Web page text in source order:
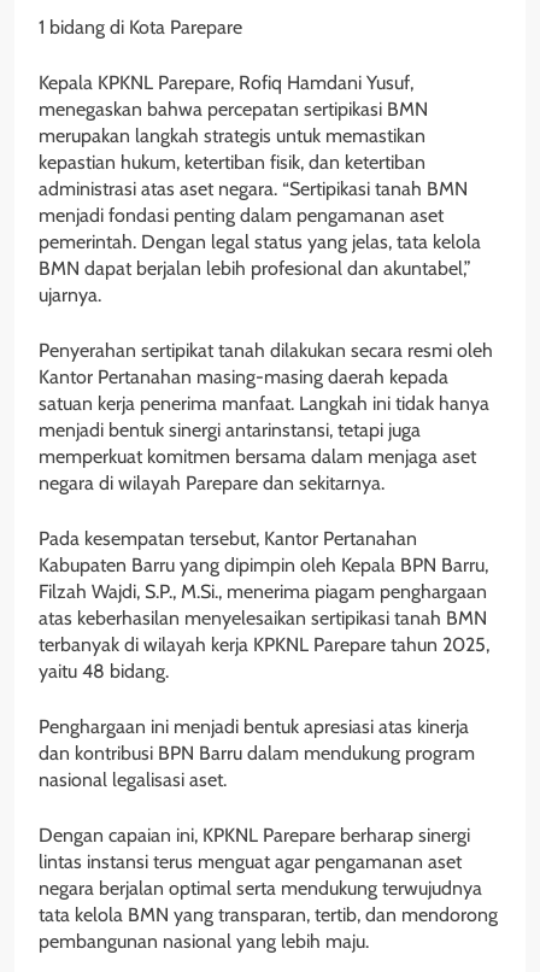
1 bidang di Kota Parepare
Kepala KPKNL Parepare, Rofiq Hamdani Yusuf,
menegaskan bahwa percepatan sertipikasi BMN
merupakan langkah strategis untuk memastikan
kepastian hukum, ketertiban fisik, dan ketertiban
administrasi atas aset negara. “Sertipikasi tanah BMN
menjadi fondasi penting dalam pengamanan aset
pemerintah. Dengan legal status yang jelas, tata kelola
BMN dapat berjalan lebih profesional dan akuntabel,”
ujarnya.
Penyerahan sertipikat tanah dilakukan secara resmi oleh
Kantor Pertanahan masing-masing daerah kepada
satuan kerja penerima manfaat. Langkah ini tidak hanya
menjadi bentuk sinergi antarinstansi, tetapi juga
memperkuat komitmen bersama dalam menjaga aset
negara di wilayah Parepare dan sekitarnya.
Pada kesempatan tersebut, Kantor Pertanahan
Kabupaten Barru yang dipimpin oleh Kepala BPN Barru,
Filzah Wajdi, S.P., M.Si., menerima piagam penghargaan
atas keberhasilan menyelesaikan sertipikasi tanah BMN
terbanyak di wilayah kerja KPKNL Parepare tahun 2025,
yaitu 48 bidang.
Penghargaan ini menjadi bentuk apresiasi atas kinerja
dan kontribusi BPN Barru dalam mendukung program
nasional legalisasi aset.
Dengan capaian ini, KPKNL Parepare berharap sinergi
lintas instansi terus menguat agar pengamanan aset
negara berjalan optimal serta mendukung terwujudnya
tata kelola BMN yang transparan, tertib, dan mendorong
pembangunan nasional yang lebih maju.